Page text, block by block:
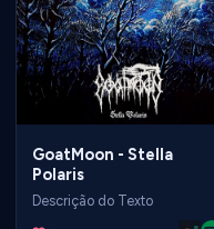
GoatMoon - Stella
Polaris
Descrição do Texto